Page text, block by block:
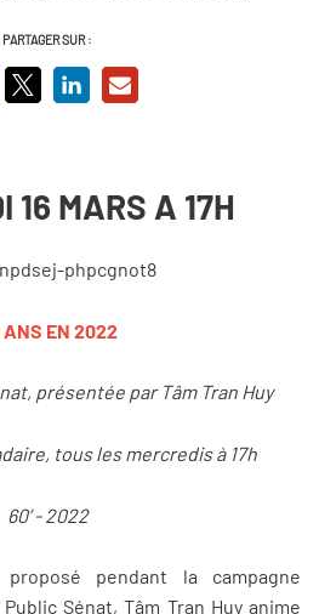
PARTAGER SUR :
16 MARS A 17H
EN 2022
présentée par Tâm Tran Huy
tous les mercredis à 17h
60’ - 2022
pendant la campagne
Sénat, Tâm Tran Huy anime